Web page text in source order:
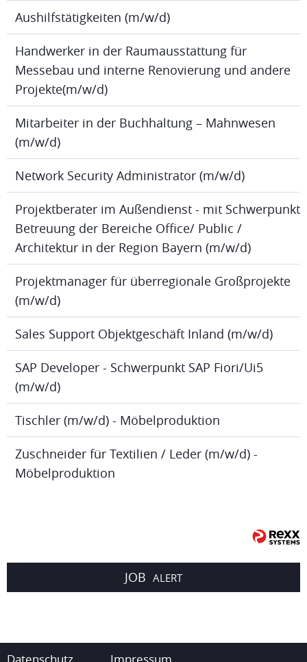
Aushilfstätigkeiten (m/w/d)
Handwerker in der Raumausstattung für
Messebau und interne Renovierung und andere
Projekte(m/w/d)
Mitarbeiter in der Buchhaltung – Mahnwesen
(m/w/d)
Network Security Administrator (m/w/d)
Projektberater im Außendienst - mit Schwerpunkt
Betreuung der Bereiche Office/ Public /
Architektur in der Region Bayern (m/w/d)
Projektmanager für überregionale Großprojekte
(m/w/d)
Sales Support Objektgeschäft Inland (m/w/d)
SAP Developer - Schwerpunkt SAP Fiori/Ui5
(m/w/d)
Tischler (m/w/d) - Möbelproduktion
Zuschneider für Textilien / Leder (m/w/d) -
Möbelproduktion
JOB ALERT